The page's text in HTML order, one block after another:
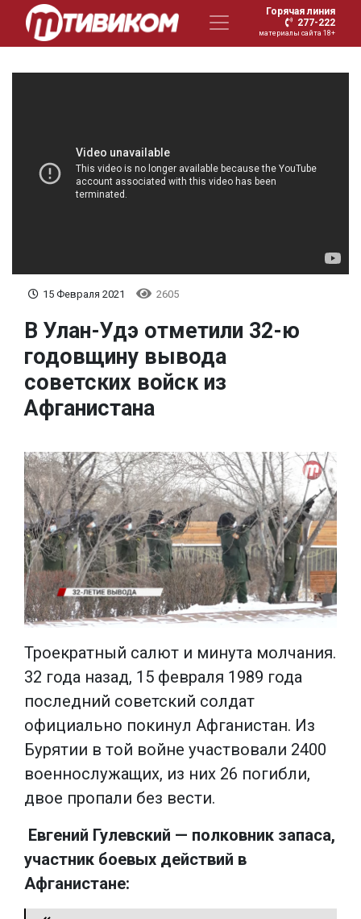
Горячая линия
277-222
материалы сайта 18+
15 Февраля 2021 2605
В Улан-Удэ отметили 32-ю
годовщину вывода
советских войск из
Афганистана
Троекратный салют и минута молчания.
32 года назад, 15 февраля 1989 года
последний советский солдат
официально покинул Афганистан. Из
Бурятии в той войне участвовали 2400
военнослужащих, из них 26 погибли,
двое пропали без вести.
Евгений Гулевский — полковник запаса,
участник боевых действий в
Афганистане: